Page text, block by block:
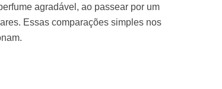
agradável, ao passear por um
Essas comparações simples nos